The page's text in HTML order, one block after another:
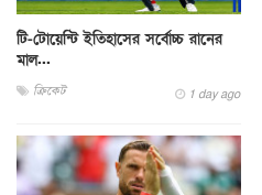
টি-টোয়েন্টি ইতিহাসের সর্বোচ্চ রানের
মাল...
ক্রিকেট 1 day ago